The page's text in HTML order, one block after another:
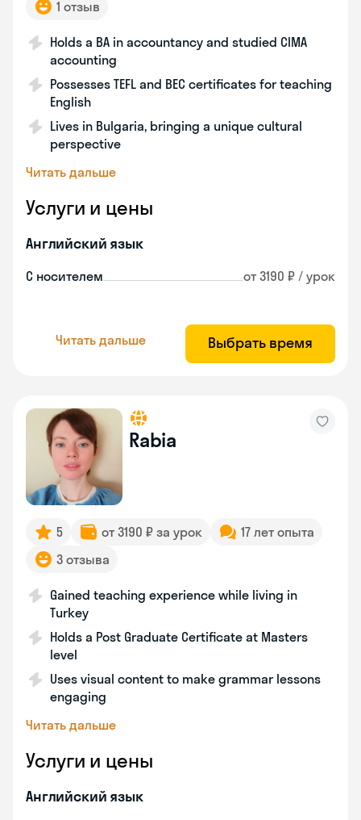
1 отзыв
Holds a BA in accountancy and studied CIMA
accounting
Possesses TEFL and BEC certificates for teaching
English
Lives in Bulgaria, bringing a unique cultural
perspective
Читать дальше
Услуги и цены
Английский язык
С носителем от 3190 ₽ / урок
Читать дальше Выбрать время
Rabia
5 от 3190 ₽ за урок
17 лет опыта
3 отзыва
Gained teaching experience while living in
Turkey
Holds a Post Graduate Certificate at Masters
level
Uses visual content to make grammar lessons
engaging
Читать дальше
Услуги и цены
Английский язык